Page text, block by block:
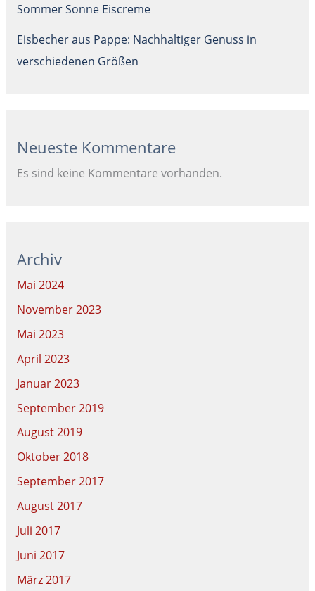
Sommer Sonne Eiscreme
Eisbecher aus Pappe: Nachhaltiger Genuss in
verschiedenen Größen
Neueste Kommentare
Es sind keine Kommentare vorhanden.
Archiv
Mai 2024
November 2023
Mai 2023
April 2023
Januar 2023
September 2019
August 2019
Oktober 2018
September 2017
August 2017
Juli 2017
Juni 2017
März 2017